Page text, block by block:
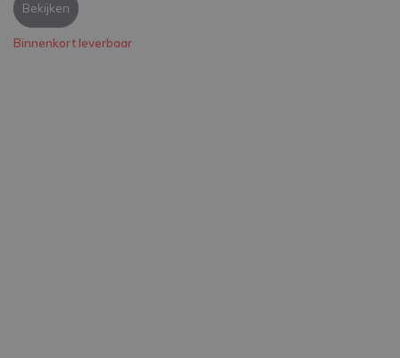
Bekijken
Binnenkort leverbaar